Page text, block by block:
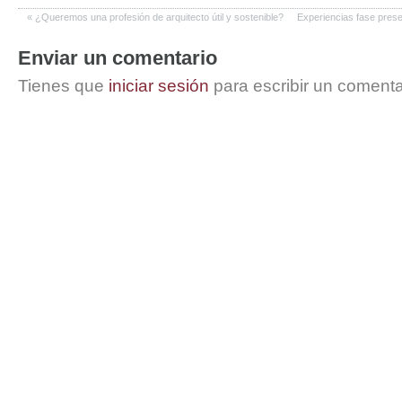
« ¿Queremos una profesión de arquitecto útil y sostenible? Experiencias fase
Enviar un comentario
Tienes que iniciar sesión para escribir un